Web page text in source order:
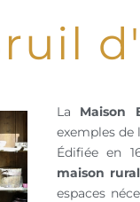
La Maison
exemples de
Édifiée en
maison
espaces